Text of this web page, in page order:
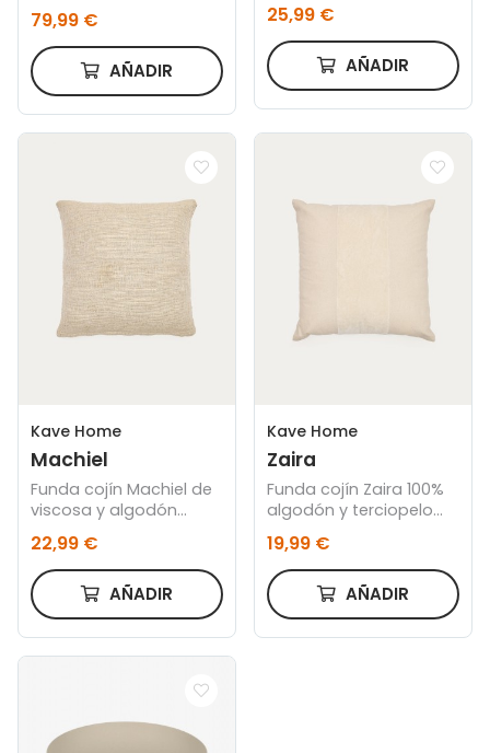
60 x 240 CM.
79,99 €
AÑADIR
25,99 €
AÑADIR
Kave Home
Machiel
Funda cojín Machiel de
viscosa y algodón
50 cm
22,99 €
AÑADIR
Kave Home
Zaira
Funda cojín Zaira 100%
algodón y terciopelo
19,99 €
AÑADIR